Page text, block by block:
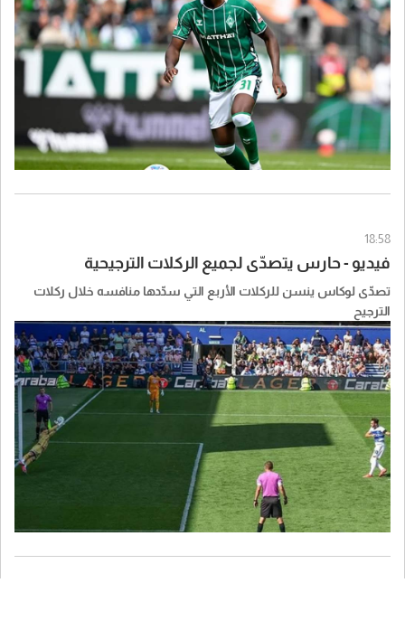
18:58
فيديو - حارس يتصدّى لجميع الركلات الترجيحية
تصدّى لوكاس ينسن للركلات الأربع التي سدّدها منافسه خلال ركلات
الترجيح